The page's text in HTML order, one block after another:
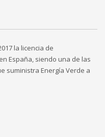
la licencia de
España, siendo una de las
suministra Energía Verde a